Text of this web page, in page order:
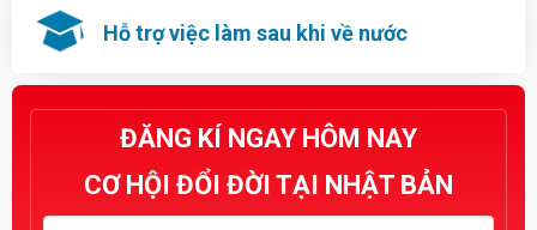
Hỗ trợ việc làm sau khi về nước
ĐĂNG KÍ NGAY HÔM NAY
CƠ HỘI ĐỔI ĐỜI TẠI NHẬT BẢN